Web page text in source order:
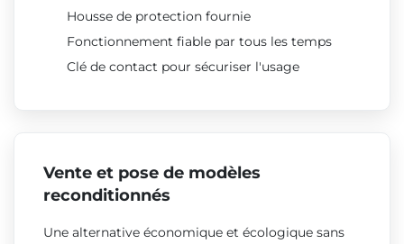
Housse de protection fournie
Fonctionnement fiable par tous les temps
Clé de contact pour sécuriser l'usage
Vente et pose de modèles
reconditionnés
Une alternative économique et écologique sans